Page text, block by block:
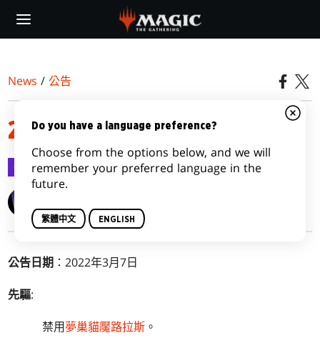
main
News /公告
2022年3月7日限禁牌公告
公告 2022-03-08
公告日期 ：2022年3月7日
先驅:
禁用夢巢貓魘路拉斯 。
Do you have a language preference?
Choose from the options below, and we will
remember your preferred language in the
future.
繁體中文 ENGLISH